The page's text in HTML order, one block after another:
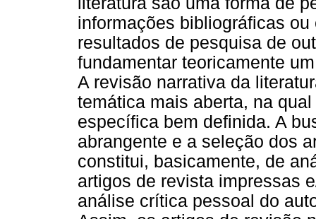
informações bibliográficas
resultados de pesquisa de
fundamentar teoricamente
A revisão narrativa da
temática mais aberta, na
específica bem definida. A
abrangente e a seleção dos
constitui, basicamente, de
artigos de revista impressas
análise crítica pessoal do